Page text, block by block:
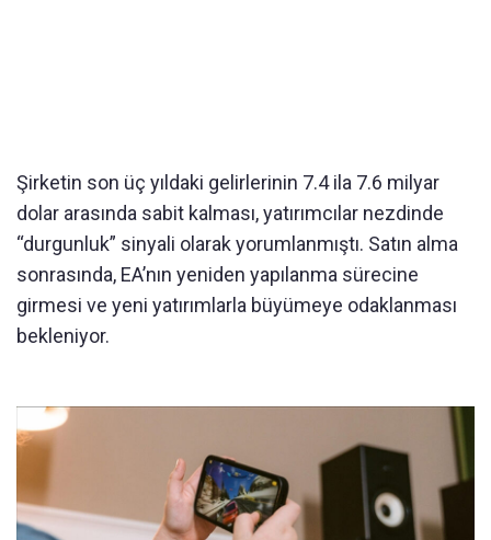
Şirketin son üç yıldaki gelirlerinin 7.4 ila 7.6 milyar
dolar arasında sabit kalması, yatırımcılar nezdinde
“durgunluk” sinyali olarak yorumlanmıştı. Satın alma
sonrasında, EA’nın yeniden yapılanma sürecine
girmesi ve yeni yatırımlarla büyümeye odaklanması
bekleniyor.